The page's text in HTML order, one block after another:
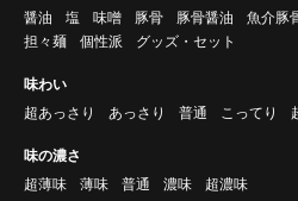
醤油
塩 味噌 豚骨 豚骨醤油 魚介豚
担々麺
個性派 グッズ・セット
味わい
超あっさり
あっさり 普通 こってり
味の濃さ
超薄味
薄味 普通 濃味 超濃味